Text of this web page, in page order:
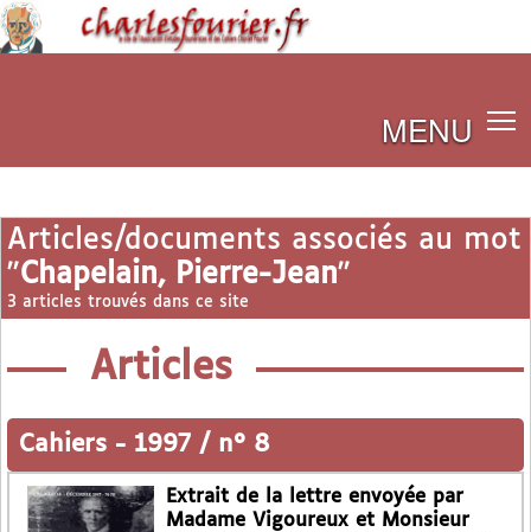
MENU
Articles/documents associés au mot
"Chapelain, Pierre-Jean"
3 articles trouvés dans ce site
Articles
Cahiers - 1997 / n° 8
Extrait de la lettre envoyée par
Madame Vigoureux et Monsieur